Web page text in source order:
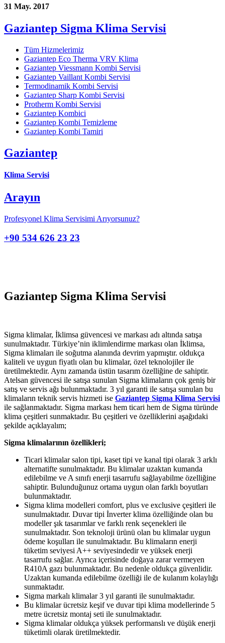
31 May. 2017
Gaziantep Sigma Klima Servisi
Tüm Hizmelerimiz
Gaziantep Eco Therma VRV Klima
Gaziantep Viessmann Kombi Servisi
Gaziantep Vaillant Kombi Servisi
Termodinamik Kombi Servisi
Gaziantep Sharp Kombi Servisi
Protherm Kombi Servisi
Gaziantep Kombici
Gaziantep Kombi Temizleme
Gaziantep Kombi Tamiri
Gaziantep
Klima Servisi
Arayın
Profesyonel Klima Servisimi Arıyorsunuz?
+90 534 626 23 23
Gaziantep Sigma Klima Servisi
Sigma klimalar, İklimsa güvencesi ve markası adı altında satışa
sunulmaktadır. Türkiye’nin iklimlendirme markası olan İklimsa,
Sigma klimaları ile soğutma alanında devrim yapmıştır. oldukça
kaliteli ve uygun fiyatlı olan bu klimalar, özel teknolojiler ile
üretilmektedir. Aynı zamanda üstün tasarım özelliğine de sahiptir.
Atelsan güvencesi ile satışa sunulan Sigma klimaların çok geniş bir
satış ve servis ağı bulunmaktadır. 3 yıl garanti ile satışa sunulan bu
klimaların teknik servis hizmeti ise Gaziantep Sigma Klima Servisi
ile sağlanmaktadır. Sigma markası hem ticari hem de Sigma türünde
klima çeşitleri sunmaktadır. Bu çeşitleri ve özelliklerini aşağıdaki
şekilde açıklayalım;
Sigma klimalarının özellikleri;
Ticari klimalar salon tipi, kaset tipi ve kanal tipi olarak 3 arklı
alternatifte sunulmaktadır. Bu klimalar uzaktan kumanda
edilebilme ve A sınıfı enerji tasarrufu sağlayabilme özelliğine
sahiptir. Bulunduğunuz ortama uygun olan farklı boyutları
bulunmaktadır.
Sigma klima modelleri comfort, plus ve exclusive çeşitleri ile
sunulmaktadır. Duvar tipi İnverter klima özelliğinde olan bu
modeller şık tasarımlar ve farklı renk seçenekleri ile
sunulmaktadır. Son teknoloji ürünü olan bu klimalar uygun
ödeme koşulları ile sunulmaktadır. Bu klimaların enerji
tüketim seviyesi A++ seviyesindedir ve yüksek enerji
tasarrufu sağlar. Ayrıca içerisinde doğaya zarar vermeyen
R410A gazı bulunmaktadır. Bu nedenle oldukça güvenlidir.
Uzaktan kumanda edilebilme özelliği ile de kulanım kolaylığı
sunmaktadır.
Sigma markalı klimalar 3 yıl garanti ile sunulmaktadır.
Bu klimalar ücretsiz keşif ve duvar tipi klima modellerinde 5
metre ücretsiz montaj seti ile sunulmaktadır.
Sigma klimalar oldukça yüksek performanslı ve düşük enerji
tüketimli olarak üretilmektedir.